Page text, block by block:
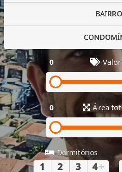
0
0 Área
Dormitórios
1 2 3 4+